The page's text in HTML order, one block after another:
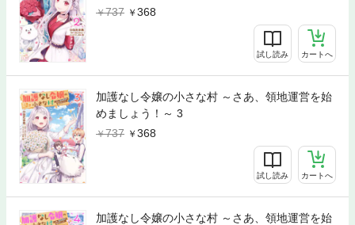
737
368
試し読み カートへ
加護なし令嬢の小さな村 ～さあ、領地運営を始
めましょう！～ 3
737
368
試し読み カートへ
加護なし令嬢の小さな村 ～さあ、領地運営を始